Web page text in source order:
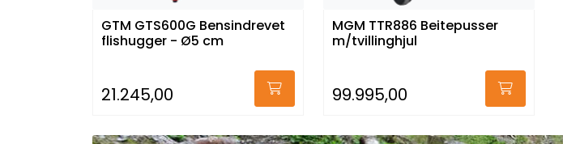
GTM GTS600G Bensindrevet
flishugger - Ø5 cm
21.245,00
MGM TTR886 Beitepusser
m/tvillinghjul
99.995,00